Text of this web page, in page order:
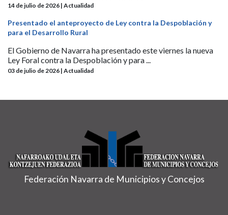
14 de julio de 2026 | Actualidad
Presentado el anteproyecto de Ley contra la Despoblación y
para el Desarrollo Rural
El Gobierno de Navarra ha presentado este viernes la nueva
Ley Foral contra la Despoblación y para ...
03 de julio de 2026 | Actualidad
Federación Navarra de Municipios y Concejos